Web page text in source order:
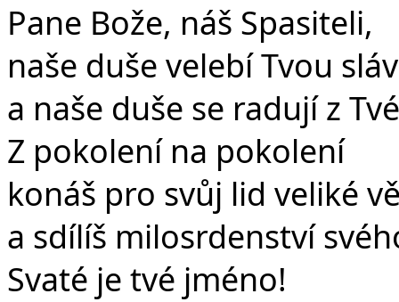
Pane Bože, náš Spasiteli,
naše duše velebí Tvou
a naše duše se radují z
Z pokolení na pokolení
konáš pro svůj lid veliké
a sdílíš milosrdenství
Svaté je tvé jméno!